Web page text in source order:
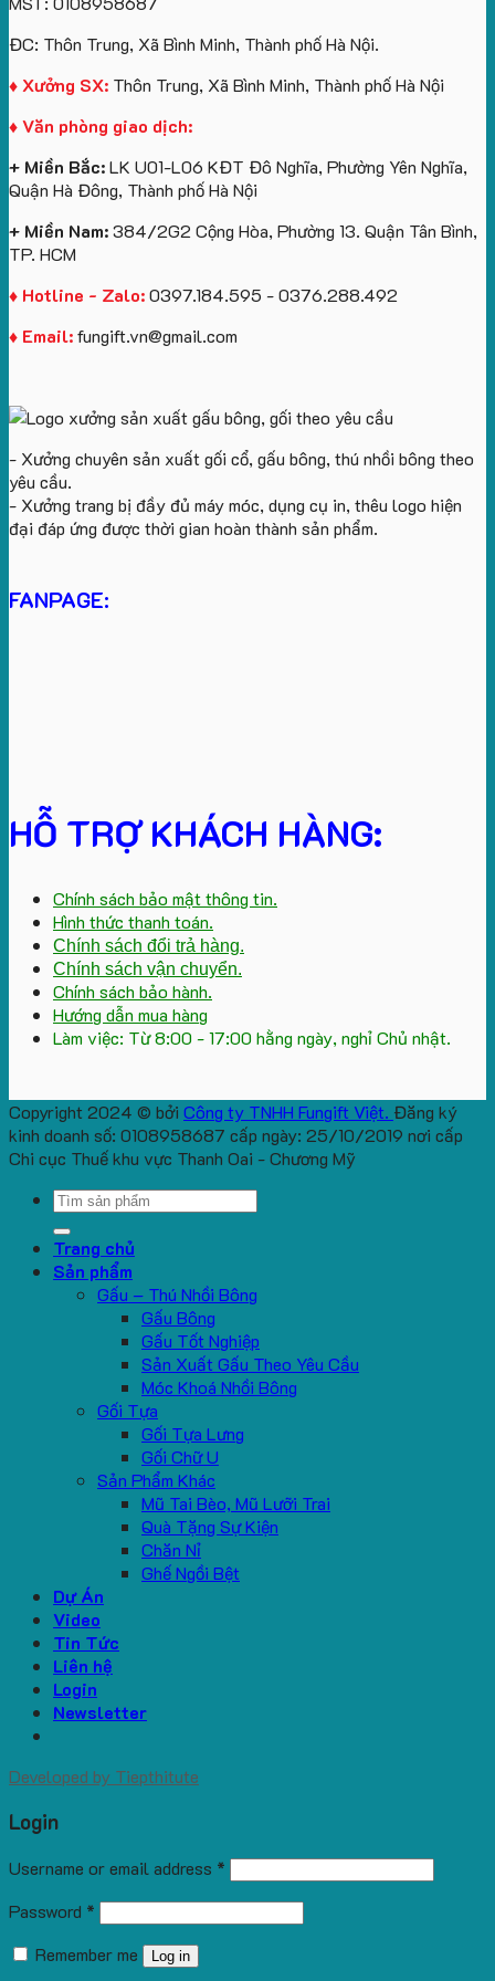
Công
Ty
Lữ
lớn
logo
Trung
số
lượng
lớn
theo
cầu
giấy
logo
ĐC: Thôn Trung, Xã Bình Minh, Thành phố Hà Nội.
♦ Xưởng SX: Thôn Trung, Xã Bình Minh, Thành phố Hà Nội
♦ Văn phòng giao dịch:
+ Miền Bắc:LK U01-L06 KĐT Đô Nghĩa, Phường Yên Nghĩa,
Quận Hà Đông, Thành phố Hà Nội
+ Miền Nam:384/2G2 Cộng Hòa, Phường 13. Quận Tân Bình,
TP. HCM
♦ Hotline - Zalo:0397.184.595 - 0376.288.492
♦ Email:fungift.vn@gmail.com
- Xưởng chuyên sản xuất gối cổ, gấu bông, thú nhồi bông theo
yêu cầu.
- Xưởng trang bị đầy đủ máy móc, dụng cụ in, thêu logo hiện
đại đáp ứng được thời gian hoàn thành sản phẩm.
FANPAGE:
HỖ TRỢ KHÁCH HÀNG:
Chính sách bảo mật thông tin.
Hình thức thanh toán.
Chính sách đổi trả hàng.
Chính sách vận chuyển.
Chính sách bảo hành.
Hướng dẫn mua hàng
Làm việc: Từ 8:00 - 17:00 hằng ngày, nghỉ Chủ nhật.
Copyright 2024 © bởi Công ty TNHH Fungift Việt. Đăng ký
kinh doanh số: 0108958687 cấp ngày: 25/10/2019 nơi cấp
Chi cục Thuế khu vực Thanh Oai - Chương Mỹ
Search
for:
Trang chủ
Sản phẩm
Gấu – Thú Nhồi Bông
Gấu Bông
Gấu Tốt Nghiệp
Sản Xuất Gấu Theo Yêu Cầu
Móc Khoá Nhồi Bông
Gối Tựa
Gối Tựa Lưng
Gối Chữ U
Sản Phẩm Khác
Mũ Tai Bèo, Mũ Lưỡi Trai
Quà Tặng Sự Kiện
Chăn Nỉ
Ghế Ngồi Bệt
Dự Án
Video
Tin Tức
Liên hệ
Login
Newsletter
Developed by Tiepthitute
Login
Username or email address *
Password *
Remember me
Log in